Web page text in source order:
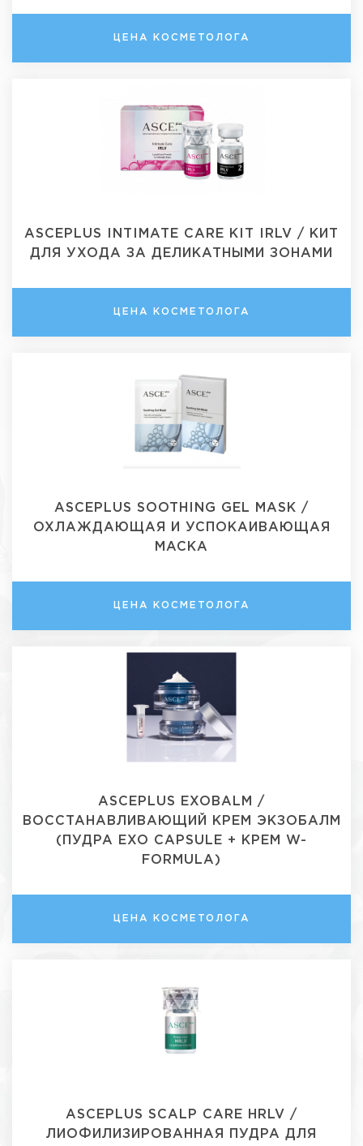
ЦЕНА КОСМЕТОЛОГА
ASCEPLUS INTIMATE CARE KIT IRLV / КИТ
ДЛЯ УХОДА ЗА ДЕЛИКАТНЫМИ ЗОНАМИ
ЦЕНА КОСМЕТОЛОГА
ASCEPLUS SOOTHING GEL MASK /
ОХЛАЖДАЮЩАЯ И УСПОКАИВАЮЩАЯ
МАСКА
ЦЕНА КОСМЕТОЛОГА
ASCEPLUS EXOBALM /
ВОССТАНАВЛИВАЮЩИЙ КРЕМ ЭКЗОБАЛМ
(ПУДРА EXO CAPSULE + КРЕМ W-
FORMULA)
ЦЕНА КОСМЕТОЛОГА
ASCEPLUS SCALP CARE HRLV /
ЛИОФИЛИЗИРОВАННАЯ ПУДРА ДЛЯ